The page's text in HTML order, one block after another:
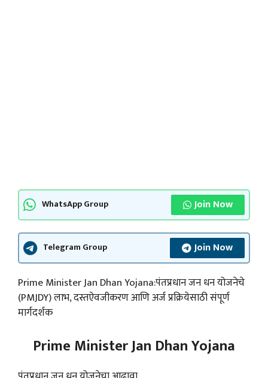
WhatsApp Group Join Now
Telegram Group Join Now
Prime Minister Jan Dhan Yojana:पंतप्रधान जन धन योजनेचे
(PMJDY) लाभ, दस्तऐवजीकरण आणि अर्ज प्रक्रियेसाठी संपूर्ण
मार्गदर्शक
Prime Minister Jan Dhan Yojana